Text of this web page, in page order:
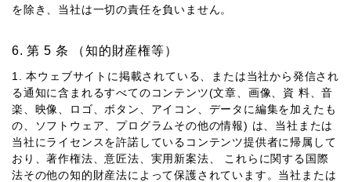
を除き、当社は⼀切の責任を負いません。
第 5 条 （知的財産権等）
1. 本ウェブサイトに掲載されている、または当社から発信され
る通知に含まれるすべてのコンテンツ(⽂章、画像、資 料、⾳
楽、映像、ロゴ、ボタン、アイコン、データに編集を加えたも
の、ソフトウェア、プログラムその他の情報) は、当社または
当社にライセンスを許諾しているコンテンツ提供者に帰属して
おり、著作権法、意匠法、実⽤新案法、 これらに関する国際
法その他の知的財産法によって保護されています。当社または